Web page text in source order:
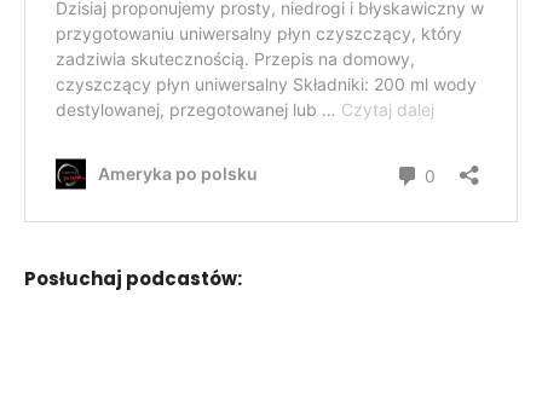
Posłuchaj podcastów: